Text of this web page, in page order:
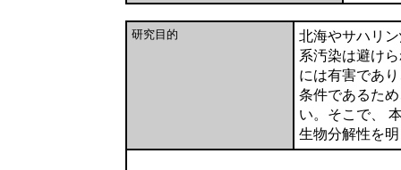
研究目的
北海やサハリ
系汚染は避け
には有害であ
条件であるた
い。そこで、
生物分解性を